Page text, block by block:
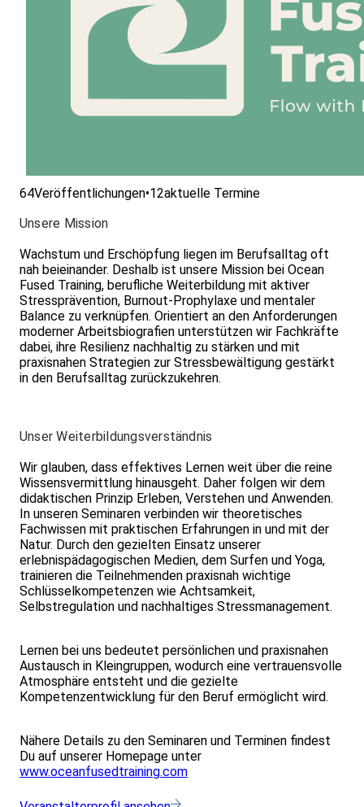
64Veröffentlichungen•12aktuelle Termine
Unsere Mission
Wachstum und Erschöpfung liegen im Berufsalltag oft
nah beieinander. Deshalb ist unsere Mission bei Ocean
Fused Training, berufliche Weiterbildung mit aktiver
Stressprävention, Burnout-Prophylaxe und mentaler
Balance zu verknüpfen. Orientiert an den Anforderungen
moderner Arbeitsbiografien unterstützen wir Fachkräfte
dabei, ihre Resilienz nachhaltig zu stärken und mit
praxisnahen Strategien zur Stressbewältigung gestärkt
in den Berufsalltag zurückzukehren.
Unser Weiterbildungsverständnis
Wir glauben, dass effektives Lernen weit über die reine
Wissensvermittlung hinausgeht. Daher folgen wir dem
didaktischen Prinzip Erleben, Verstehen und Anwenden.
In unseren Seminaren verbinden wir theoretisches
Fachwissen mit praktischen Erfahrungen in und mit der
Natur. Durch den gezielten Einsatz unserer
erlebnispädagogischen Medien, dem Surfen und Yoga,
trainieren die Teilnehmenden praxisnah wichtige
Schlüsselkompetenzen wie Achtsamkeit,
Selbstregulation und nachhaltiges Stressmanagement.
Lernen bei uns bedeutet persönlichen und praxisnahen
Austausch in Kleingruppen, wodurch eine vertrauensvolle
Atmosphäre entsteht und die gezielte
Kompetenzentwicklung für den Beruf ermöglicht wird.
Nähere Details zu den Seminaren und Terminen findest
Du auf unserer Homepage unter
www.oceanfusedtraining.com